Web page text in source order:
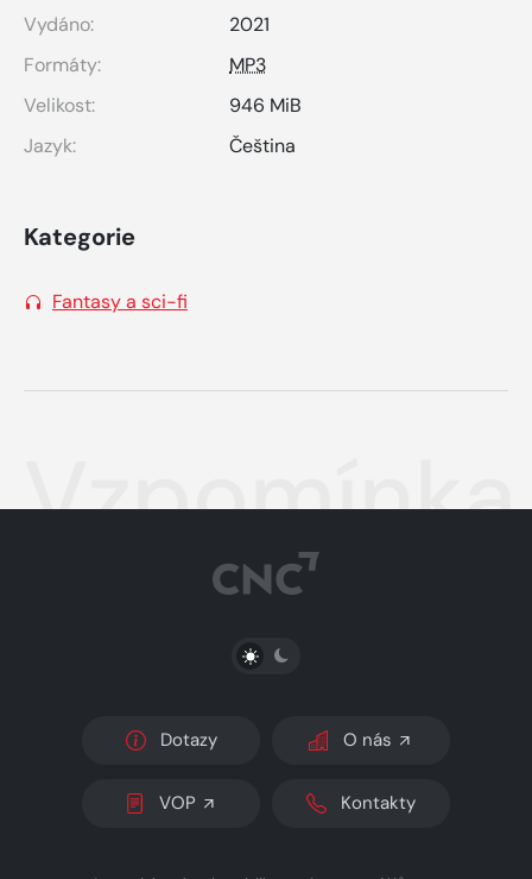
Vydáno:
2021
Formáty:
MP3
Velikost:
946 MiB
Jazyk:
Čeština
Kategorie
Fantasy a sci-fi
PŘEPNOUT SVĚTLÝ/TMAVÝ REŽIM
Dotazy O nás
VOP Kontakty